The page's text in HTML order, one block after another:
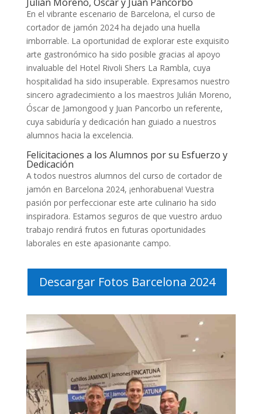
En el vibrante escenario de Barcelona, el curso de
cortador de jamón 2024 ha dejado una huella
imborrable. La oportunidad de explorar este exquisito
arte gastronómico ha sido posible gracias al apoyo
invaluable del Hotel Rivoli Shers La Rambla, cuya
hospitalidad ha sido insuperable. Expresamos nuestro
sincero agradecimiento a los maestros Julián Moreno,
Óscar de Jamongood y Juan Pancorbo un referente,
cuya sabiduría y dedicación han guiado a nuestros
alumnos hacia la excelencia.
Felicitaciones a los Alumnos por su Esfuerzo y
Dedicación
A todos nuestros alumnos del curso de cortador de
jamón en Barcelona 2024, ¡enhorabuena! Vuestra
pasión por perfeccionar este arte culinario ha sido
inspiradora. Estamos seguros de que vuestro arduo
trabajo rendirá frutos en futuras oportunidades
laborales en este apasionante campo.
Descargar Fotos Barcelona 2024